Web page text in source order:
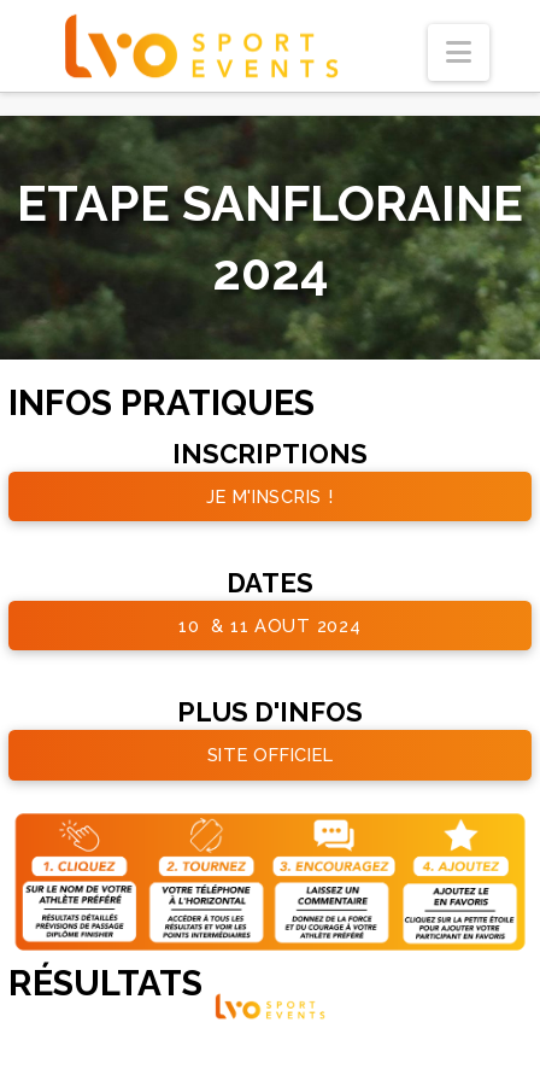
ETAPE SANFLORAINE
2024
INFOS PRATIQUES
INSCRIPTIONS
JE M'INSCRIS !
DATES
10 & 11 AOUT 2024
PLUS D'INFOS
SITE OFFICIEL
RÉSULTATS